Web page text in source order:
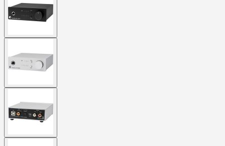
image
image
image